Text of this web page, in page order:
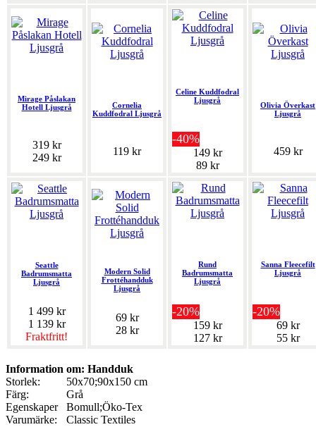
Mirage Påslakan
Hotell Ljusgrå
319 kr
249 kr
Cornelia
Kuddfodral Ljusgrå
119 kr
Celine Kuddfodral
Ljusgrå
-40%
149 kr
89 kr
Olivia Överkast
Ljusgrå
459 kr
Seattle
Badrumsmatta
Ljusgrå
1 499 kr
1 139 kr
Fraktfritt!
Modern Solid
Frottéhandduk
Ljusgrå
69 kr
28 kr
Rund
Badrumsmatta
Ljusgrå
-20%
159 kr
127 kr
Sanna Fleecefilt
Ljusgrå
-20%
69 kr
55 kr
Information om: Handduk
Storlek:
50x70;90x150 cm
Färg:
Grå
Egenskaper
Bomull;Öko-Tex
Varumärke:
Classic Textiles